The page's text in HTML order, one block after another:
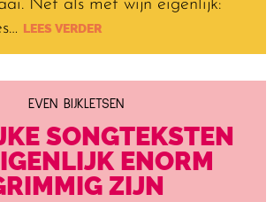
Net als met wijn eigenlijk:
LEES VERDER
EVEN BIJKLETSEN
SONGTEKSTEN
ENORM
ZIJN